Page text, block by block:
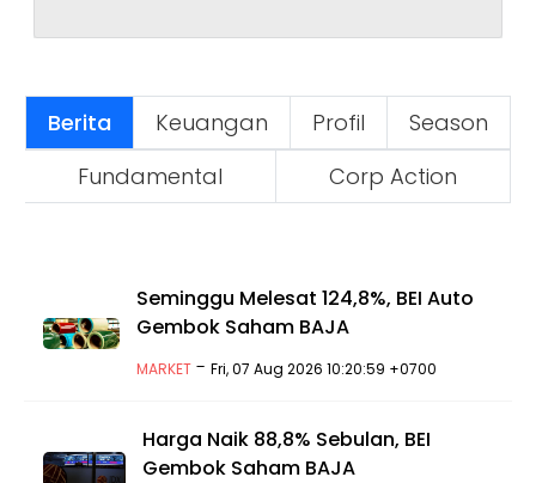
Berita Keuangan Profil
Season
Fundamental
Corp Action
Seminggu Melesat 124,8%, BEI Auto
Gembok Saham BAJA
MARKET -Fri, 07 Aug 2026 10:20:59 +0700
Harga Naik 88,8% Sebulan, BEI
Gembok Saham BAJA